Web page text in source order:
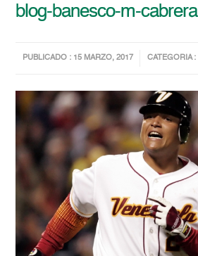
blog-banesco-m-cabrera
PUBLICADO : 15 MARZO, 2017 CATEGORIA :